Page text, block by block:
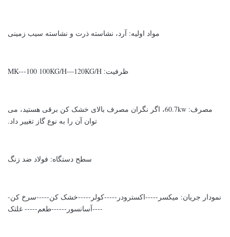
مواد اولیه: آرد، نشاسته ذرت و نشاسته سیب زمینی
ظرفیت: MK---100 100KG/H—120KG/H
مصرف: 60.7kw، اگر نگران مصرف بالای خشک کن برقی هستید، می
توان آن را به نوع گاز تغییر داد.
سطح دستگاه: فولاد ضد زنگ
نمودار جریان: میکسر-----اکسترودر-----کولر-----خشک کن-----سرخ کن-
----آسانسور------طعم----- غلتک